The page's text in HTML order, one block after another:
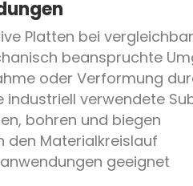
Platten bei
beanspruchte
oder Verformung
industriell verwendete
bohren und biegen
den Materialkreislauf
geeignet